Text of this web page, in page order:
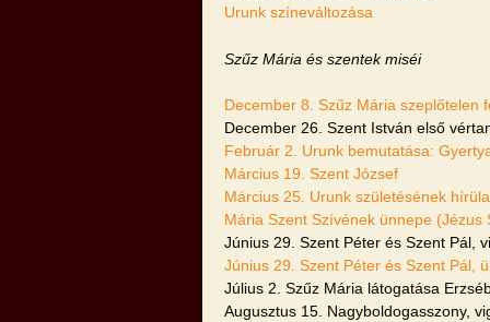
Urunk színeváltozása
Szűz Mária és szentek miséi
December 8. Szűz Mária szeplőtelen
December 26. Szent István első
Február 2. Urunk bemutatása:
Március 19. Szent József
Március 25. Urunk születésének
Mária Szent Szívének ünnepe
Június 29. Szent Péter és Szent Pál,
Június 29. Szent Péter és Szent Pál,
Július 2. Szűz Mária látogatása
Augusztus 15. Nagyboldogasszony,